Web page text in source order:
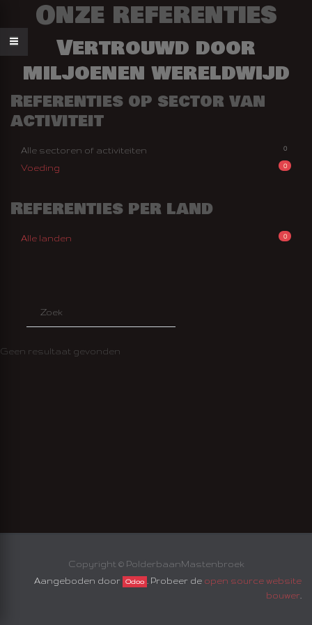
FEESTJE
Onze referenties
Vertrouwd door
miljoenen wereldwijd
Referenties op sector van
activiteit
0
Alle sectoren of activiteiten
0
Voeding
Referenties per land
0
Alle landen
Geen resultaat gevonden
Copyright © PolderbaanMastenbroek
Aangeboden door
Odoo . Probeer de open source website
bouwer